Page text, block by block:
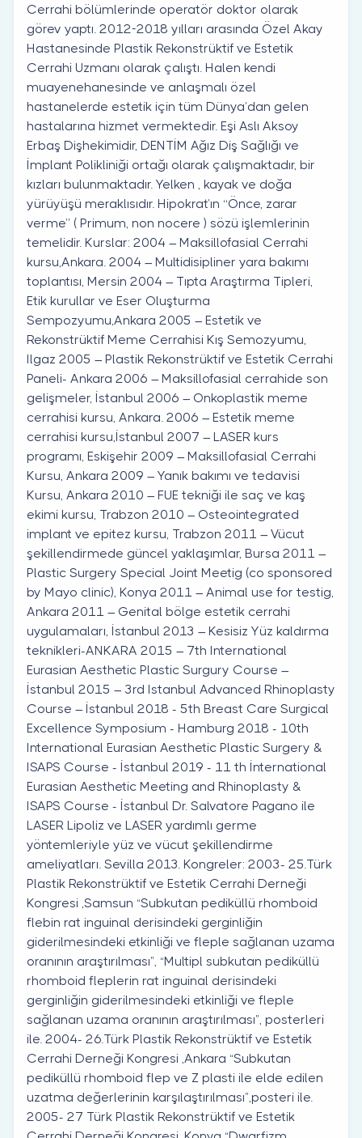
Cerrahi bölümlerinde operatör doktor olarak
görev yaptı. 2012-2018 yılları arasında Özel Akay
Hastanesinde Plastik Rekonstrüktif ve Estetik
Cerrahi Uzmanı olarak çalıştı. Halen kendi
muayenehanesinde ve anlaşmalı özel
hastanelerde estetik için tüm Dünya’dan gelen
hastalarına hizmet vermektedir. Eşi Aslı Aksoy
Erbaş Dişhekimidir, DENTİM Ağız Diş Sağlığı ve
İmplant Polikliniği ortağı olarak çalışmaktadır, bir
kızları bulunmaktadır. Yelken , kayak ve doğa
yürüyüşü meraklısıdır. Hipokrat’ın ‘‘Önce, zarar
verme’’ ( Primum, non nocere ) sözü işlemlerinin
temelidir. Kurslar: 2004 – Maksillofasial Cerrahi
kursu,Ankara. 2004 – Multidisipliner yara bakımı
toplantısı, Mersin 2004 – Tıpta Araştırma Tipleri,
Etik kurullar ve Eser Oluşturma
Sempozyumu,Ankara 2005 – Estetik ve
Rekonstrüktif Meme Cerrahisi Kış Semozyumu,
Ilgaz 2005 – Plastik Rekonstrüktif ve Estetik Cerrahi
Paneli- Ankara 2006 – Maksillofasial cerrahide son
gelişmeler, İstanbul 2006 – Onkoplastik meme
cerrahisi kursu, Ankara. 2006 – Estetik meme
cerrahisi kursu,İstanbul 2007 – LASER kurs
programı, Eskişehir 2009 – Maksillofasial Cerrahi
Kursu, Ankara 2009 – Yanık bakımı ve tedavisi
Kursu, Ankara 2010 – FUE tekniği ile saç ve kaş
ekimi kursu, Trabzon 2010 – Osteointegrated
implant ve epitez kursu, Trabzon 2011 – Vücut
şekillendirmede güncel yaklaşımlar, Bursa 2011 –
Plastic Surgery Special Joint Meetig (co sponsored
by Mayo clinic), Konya 2011 – Animal use for testig,
Ankara 2011 – Genital bölge estetik cerrahi
uygulamaları, İstanbul 2013 – Kesisiz Yüz kaldırma
teknikleri-ANKARA 2015 – 7th International
Eurasian Aesthetic Plastic Surgury Course –
İstanbul 2015 – 3rd Istanbul Advanced Rhinoplasty
Course – İstanbul 2018 - 5th Breast Care Surgical
Excellence Symposium - Hamburg 2018 - 10th
International Eurasian Aesthetic Plastic Surgery &
ISAPS Course - İstanbul 2019 - 11 th İnternational
Eurasian Aesthetic Meeting and Rhinoplasty &
ISAPS Course - İstanbul Dr. Salvatore Pagano ile
LASER Lipoliz ve LASER yardımlı germe
yöntemleriyle yüz ve vücut şekillendirme
ameliyatları. Sevilla 2013. Kongreler: 2003- 25.Türk
Plastik Rekonstrüktif ve Estetik Cerrahi Derneği
Kongresi ,Samsun “Subkutan pediküllü rhomboid
flebin rat inguinal derisindeki gerginliğin
giderilmesindeki etkinliği ve fleple sağlanan uzama
oranının araştırılması”, “Multipl subkutan pediküllü
rhomboid fleplerin rat inguinal derisindeki
gerginliğin giderilmesindeki etkinliği ve fleple
sağlanan uzama oranının araştırılması”, posterleri
ile. 2004- 26.Türk Plastik Rekonstrüktif ve Estetik
Cerrahi Derneği Kongresi ,Ankara “Subkutan
pediküllü rhomboid flep ve Z plasti ile elde edilen
uzatma değerlerinin karşılaştırılması”,posteri ile.
2005- 27 Türk Plastik Rekonstrüktif ve Estetik